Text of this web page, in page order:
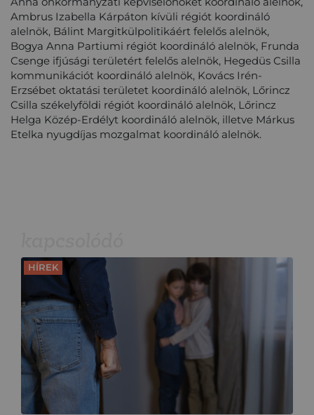
Ambrus Izabella Kárpáton kívüli régiót koordináló
alelnök, Bálint Margitkülpolitikáért felelős alelnök,
Bogya Anna Partiumi régiót koordináló alelnök, Frunda
Csenge ifjúsági területért felelős alelnök, Hegedüs Csilla
kommunikációt koordináló alelnök, Kovács Irén-
Erzsébet oktatási területet koordináló alelnök, Lőrincz
Csilla székelyföldi régiót koordináló alelnök, Lőrincz
Helga Közép-Erdélyt koordináló alelnök, illetve Márkus
Etelka nyugdíjas mozgalmat koordináló alelnök.
HÍREK